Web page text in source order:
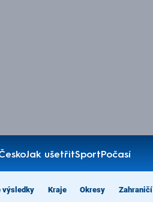
Jak ušetřitSportPočasí
výsledky Kraje Okresy Zahraničí